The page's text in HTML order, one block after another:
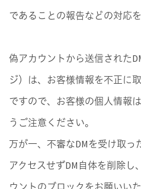
であることの報告などの対応を
偽アカウントから送信された
ジ）は、お客様情報を不正に
ですので、お客様の個人情報
うご注意ください。
万が一、不審なDMを受け取っ
アクセスせずDM自体を削除し
ウントのブロックをお願いいた